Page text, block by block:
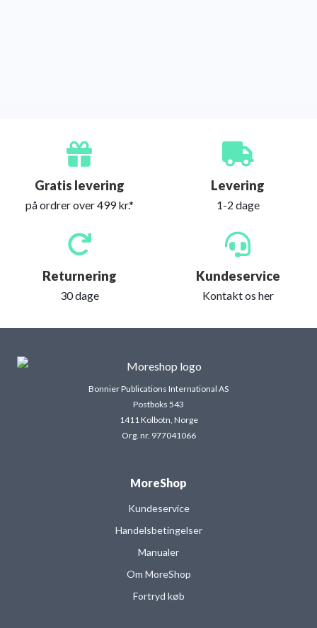
Gratis levering
på ordrer over 499 kr.*
Levering
1-2 dage
Returnering
30 dage
Kundeservice
Kontakt os her
Bonnier Publications International AS
Postboks 543
1411 Kolbotn, Norge
Org. nr. 977041066
MoreShop
Kundeservice
Handelsbetingelser
Manualer
Om MoreShop
Fortryd køb